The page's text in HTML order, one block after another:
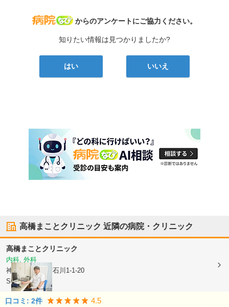
病院なび
からのアンケートにご協力ください。
知りたい情報は見つかりましたか?
はい いいえ
高橋まことクリニック 近隣の病院・クリニック
高橋まことクリニック
内科, 外科
神奈川県藤沢市石川1-1-20
SCビル2階
口コミ: 2件 4.5